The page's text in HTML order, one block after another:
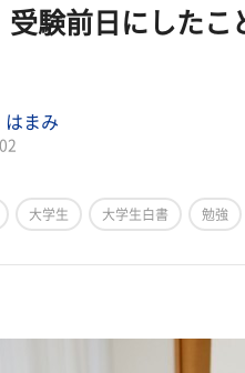
受験前日にした
はまみ
大学生 大学生白書 勉強